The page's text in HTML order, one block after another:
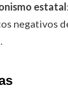
estatal
negativos